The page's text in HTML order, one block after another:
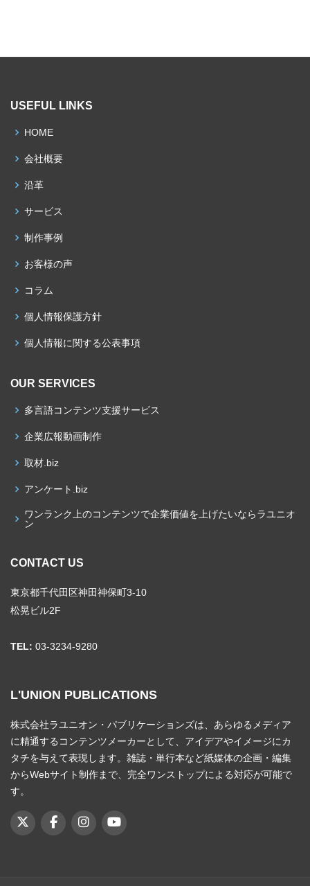
USEFUL LINKS
HOME
会社概要
沿革
サービス
制作事例
お客様の声
コラム
個人情報保護方針
個人情報に関する公表事項
OUR SERVICES
多言語コンテンツ支援サービス
企業広報動画制作
取材.biz
アンケート.biz
ワンランク上のコンテンツで企業価値を上げたいならラユニオ
ン
CONTACT US
東京都千代田区神田神保町3-10
松晃ビル2F
TEL: 03-3234-9280
L'UNION PUBLICATIONS
株式会社ラユニオン・パブリケーションズは、あらゆるメディア
に精通するコンテンツメーカーとして、アイデアやイメージにカ
タチを与えて表現します。雑誌・単行本など紙媒体の企画・編集
からWebサイト制作まで、完全ワンストップによる対応が可能で
す。